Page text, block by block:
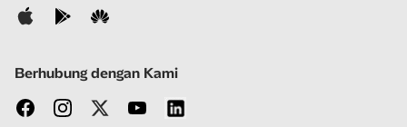
Hubungi Kami
Notis Privasi
Berhubung dengan Kami